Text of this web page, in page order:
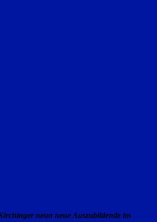
neun neue Auszubildende im